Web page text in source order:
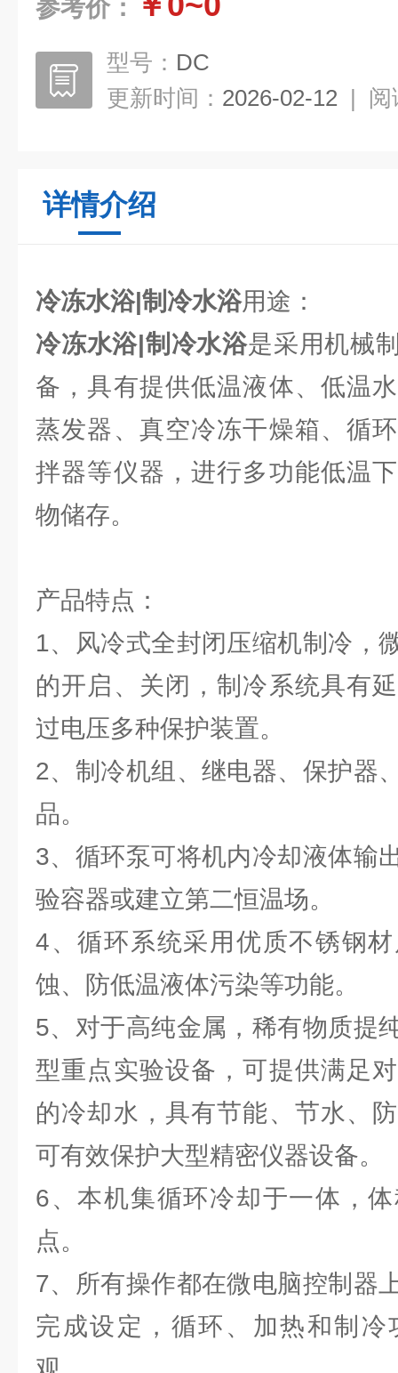
参考价：
型号： DC
更新时间： 2026-02-12 | 阅
详情介绍
冷冻水浴|制冷水浴用途：
冷冻水浴|制冷水浴是采用机械
备，具有提供低温液体、低温
蒸发器、真空冷冻干燥箱、循
拌器等仪器，进行多功能低温
物储存。
产品特点：
1、风冷式全封闭压缩机制冷，
的开启、关闭，制冷系统具有
过电压多种保护装置。
2、制冷机组、继电器、保护器
品。
3、循环泵可将机内冷却液体输
验容器或建立第二恒温场。
4、循环系统采用优质不锈钢
蚀、防低温液体污染等功能。
5、对于高纯金属，稀有物质提
型重点实验设备，可提供满足
的冷却水，具有节能、节水、
可有效保护大型精密仪器设备。
6、本机集循环冷却于一体，
点。
7、所有操作都在微电脑控制器
完成设定，循环、加热和制